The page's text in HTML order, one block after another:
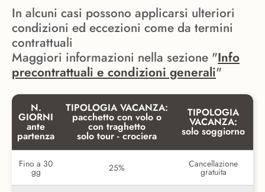
In alcuni casi possono applicarsi ulteriori
condizioni ed eccezioni come da termini
contrattuali
Maggiori informazioni nella sezione "Info
precontrattuali e condizioni generali"
N.
GIORNI
ante
partenza
TIPOLOGIA VACANZA:
pacchetto con volo o
con traghetto
solo tour - crociera
TIPOLOGIA
VACANZA:
solo soggiorno
Fino a 30
gg 25% Cancellazione
gratuita